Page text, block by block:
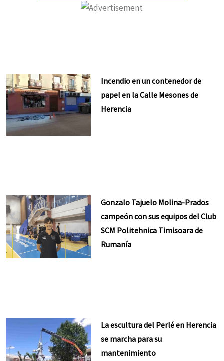
Incendio en un contenedor de
papel en la Calle Mesones de
Herencia
Gonzalo Tajuelo Molina-Prados
campeón con sus equipos del Club
SCM Politehnica Timisoara de
Rumanía
La escultura del Perlé en Herencia
se marcha para su
mantenimiento